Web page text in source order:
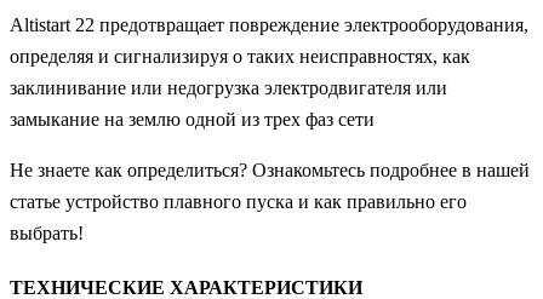
Altistart 22 предотвращает повреждение электрооборудования,
определяя и сигнализируя о таких неисправностях, как
заклинивание или недогрузка электродвигателя или
замыкание на землю одной из трех фаз сети
Не знаете как определиться? Ознакомьтесь подробнее в нашей
статье устройство плавного пуска и как правильно его
выбрать!
ТЕХНИЧЕСКИЕ ХАРАКТЕРИСТИКИ